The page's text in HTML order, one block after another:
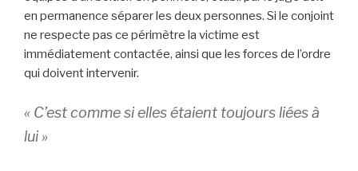
en permanence séparer les deux personnes. Si le conjoint
ne respecte pas ce périmètre la victime est
immédiatement contactée, ainsi que les forces de l’ordre
qui doivent intervenir.
« C’est comme si elles étaient toujours liées à
lui »